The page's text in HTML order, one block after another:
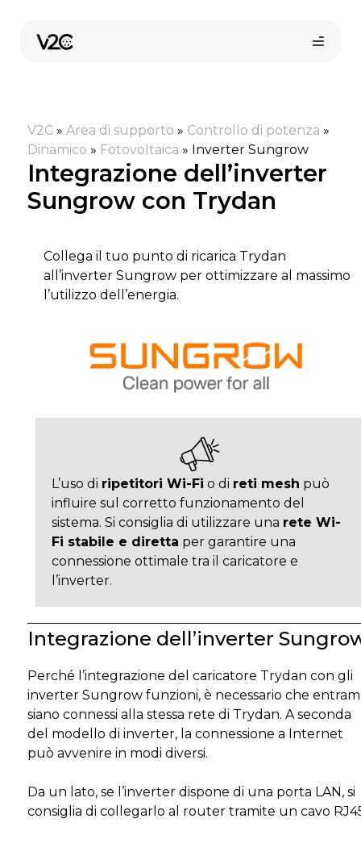
contenuto
Trova il tuo installatore
V2C » Area di supporto » Controllo di potenza »
Dinamico » Fotovoltaica » Inverter Sungrow
Integrazione dell’inverter
Sungrow con Trydan
Collega il tuo punto di ricarica Trydan
all’inverter Sungrow per ottimizzare al massimo
l’utilizzo dell’energia.
L’uso di ripetitori Wi-Fi o di reti mesh può
influire sul corretto funzionamento del
sistema. Si consiglia di utilizzare una rete Wi-
Fi stabile e diretta per garantire una
connessione ottimale tra il caricatore e
l’inverter.
Integrazione dell’inverter
Perché l’integrazione del caricatore Trydan con gli
inverter Sungrow funzioni, è necessario che
siano connessi alla stessa rete di Trydan. A seconda
del modello di inverter, la connessione a Internet
può avvenire in modi diversi.
Da un lato, se l’inverter dispone di una porta LAN, si
consiglia di collegarlo al router tramite un cavo